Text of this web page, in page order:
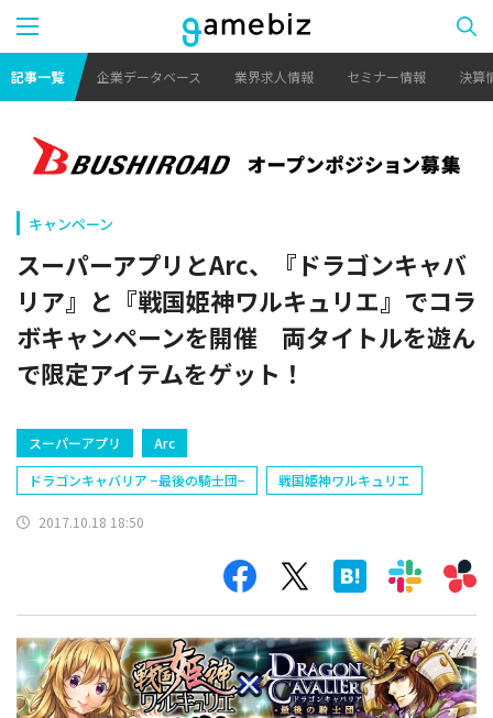
記事一覧 企業データベース 業界求人情報 セミナー情報 決算
キャンペーン
スーパーアプリとArc、『ドラゴンキャバ
リア』と『戦国姫神ワルキュリエ』でコラ
ボキャンペーンを開催 両タイトルを遊ん
で限定アイテムをゲット！
スーパーアプリ
Arc
ドラゴンキャバリア −最後の騎士団−
戦国姫神ワルキュリエ
2017.10.18 18:50